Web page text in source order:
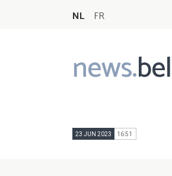
NL FR
news.
Main
navigation
23 JUN 2023 16:51